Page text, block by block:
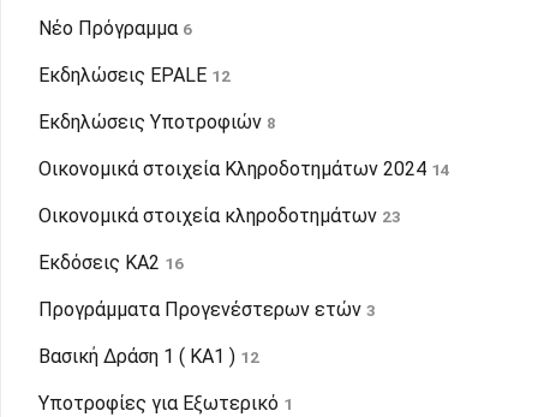
Νέο Πρόγραμμα 6
Εκδηλώσεις EPALE 12
Εκδηλώσεις Υποτροφιών 8
Οικονομικά στοιχεία Κληροδοτημάτων 2024 14
Οικονομικά στοιχεία κληροδοτημάτων 23
Εκδόσεις KA2 16
Προγράμματα Προγενέστερων ετών 3
Βασική Δράση 1 ( KA1 ) 12
Υποτροφίες για Εξωτερικό 1